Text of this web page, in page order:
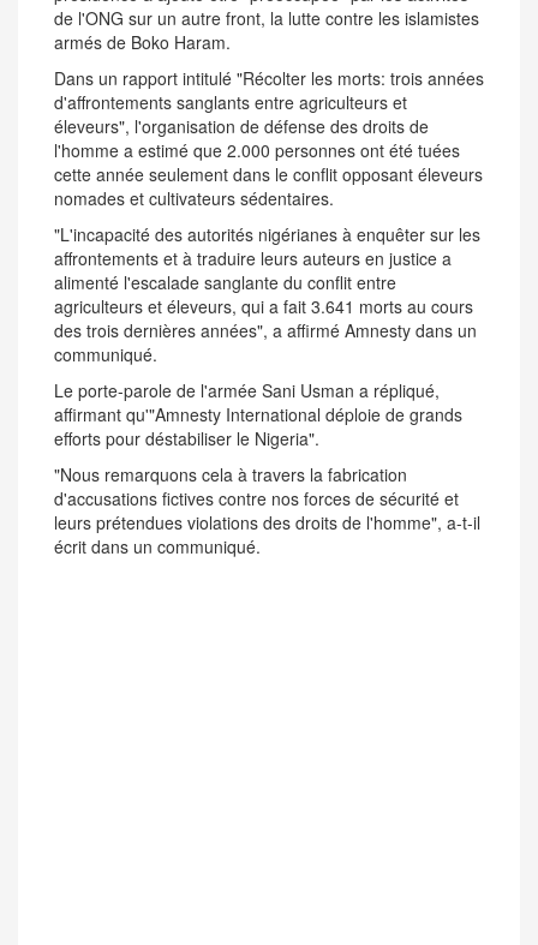
de l'ONG sur un autre front, la lutte contre les islamistes
armés de Boko Haram.
Dans un rapport intitulé "Récolter les morts: trois années
d'affrontements sanglants entre agriculteurs et
éleveurs", l'organisation de défense des droits de
l'homme a estimé que 2.000 personnes ont été tuées
cette année seulement dans le conflit opposant éleveurs
nomades et cultivateurs sédentaires.
"L'incapacité des autorités nigérianes à enquêter sur les
affrontements et à traduire leurs auteurs en justice a
alimenté l'escalade sanglante du conflit entre
agriculteurs et éleveurs, qui a fait 3.641 morts au cours
des trois dernières années", a affirmé Amnesty dans un
communiqué.
Le porte-parole de l'armée Sani Usman a répliqué,
affirmant qu'"Amnesty International déploie de grands
efforts pour déstabiliser le Nigeria".
"Nous remarquons cela à travers la fabrication
d'accusations fictives contre nos forces de sécurité et
leurs prétendues violations des droits de l'homme", a-t-il
écrit dans un communiqué.